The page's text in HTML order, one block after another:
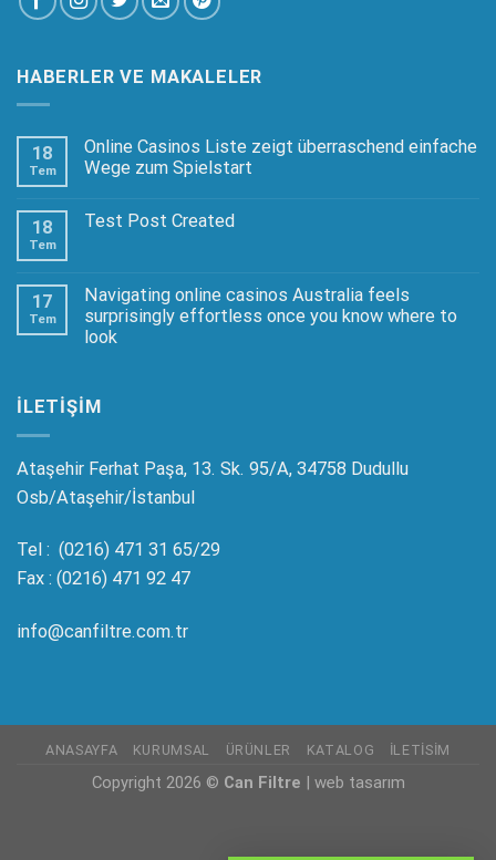
HABERLER VE MAKALELER
18
Tem
Online Casinos Liste zeigt überraschend einfache
Wege zum Spielstart
18
Tem
Test Post Created
17
Tem
Navigating online casinos Australia feels
surprisingly effortless once you know where to
look
ILETIŞIM
Ataşehir Ferhat Paşa, 13. Sk. 95/A, 34758 Dudullu
Osb/Ataşehir/İstanbul
Tel : (0216) 471 31 65/29
Fax : (0216) 471 92 47
info@canfiltre.com.tr
ANASAYFA KURUMSAL ÜRÜNLER KATALOG İLETISIM
Copyright 2026 © Can Filtre | web tasarım